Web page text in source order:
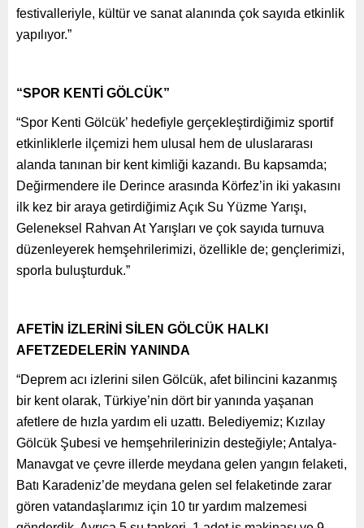
festivalleriyle, kültür ve sanat alanında çok sayıda etkinlik
yapılıyor.”
“SPOR KENTİ GÖLCÜK”
“Spor Kenti Gölcük’ hedefiyle gerçekleştirdiğimiz sportif
etkinliklerle ilçemizi hem ulusal hem de uluslararası
alanda tanınan bir kent kimliği kazandı. Bu kapsamda;
Değirmendere ile Derince arasında Körfez’in iki yakasını
ilk kez bir araya getirdiğimiz Açık Su Yüzme Yarışı,
Geleneksel Rahvan At Yarışları ve çok sayıda turnuva
düzenleyerek hemşehrilerimizi, özellikle de; gençlerimizi,
sporla buluşturduk.”
AFETİN İZLERİNİ SİLEN GÖLCÜK HALKI
AFETZEDELERİN YANINDA
“Deprem acı izlerini silen Gölcük, afet bilincini kazanmış
bir kent olarak, Türkiye’nin dört bir yanında yaşanan
afetlere de hızla yardım eli uzattı. Belediyemiz; Kızılay
Gölcük Şubesi ve hemşehrilerinizin desteğiyle; Antalya-
Manavgat ve çevre illerde meydana gelen yangın felaketi,
Batı Karadeniz’de meydana gelen sel felaketinde zarar
gören vatandaşlarımız için 10 tır yardım malzemesi